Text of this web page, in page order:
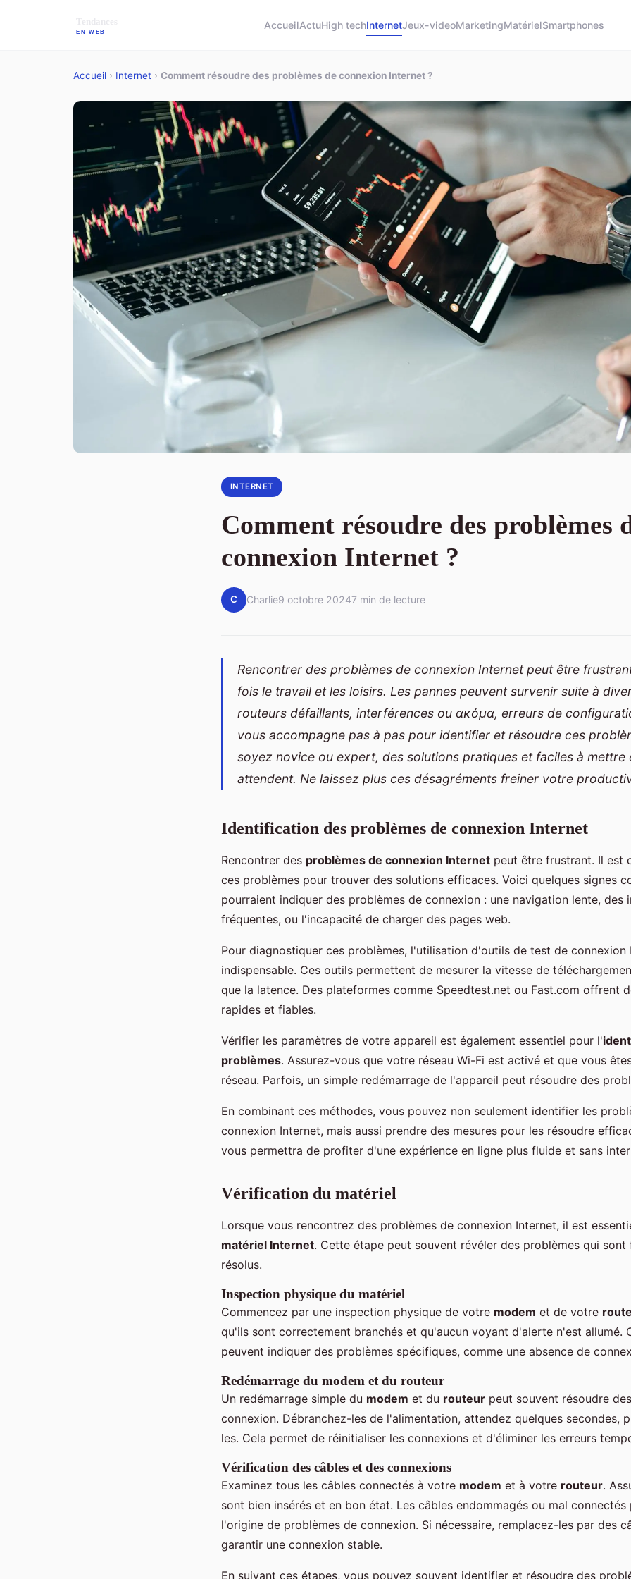
AccueilActuHigh techInternetJeux-videoMarketingMatérielSmartphones
Accueil › Internet › Comment résoudre des problèmes de connexion Internet ?
INTERNET
Comment résoudre des problèmes
connexion Internet ?
C Charlie9 octobre 20247 min de lecture
Rencontrer des problèmes de connexion Internet peut être
fois le travail et les loisirs. Les pannes peuvent survenir suite à
routeurs défaillants, interférences ou ακόμα, erreurs de
vous accompagne pas à pas pour identifier et résoudre ces
soyez novice ou expert, des solutions pratiques et faciles à
attendent. Ne laissez plus ces désagréments freiner votre
Identification des problèmes de connexion Internet
Rencontrer des problèmes de connexion Internet peut être frustrant. Il est
ces problèmes pour trouver des solutions efficaces. Voici quelques signes
pourraient indiquer des problèmes de connexion : une navigation lente, des
fréquentes, ou l'incapacité de charger des pages web.
Pour diagnostiquer ces problèmes, l'utilisation d'outils de test de connexion
indispensable. Ces outils permettent de mesurer la vitesse de
que la latence. Des plateformes comme Speedtest.net ou Fast.com offrent
rapides et fiables.
Vérifier les paramètres de votre appareil est également essentiel pour l'
problèmes. Assurez-vous que votre réseau Wi-Fi est activé et que vous
réseau. Parfois, un simple redémarrage de l'appareil peut résoudre des
En combinant ces méthodes, vous pouvez non seulement identifier les
connexion Internet, mais aussi prendre des mesures pour les résoudre
vous permettra de profiter d'une expérience en ligne plus fluide et sans
Vérification du matériel
Lorsque vous rencontrez des problèmes de connexion Internet, il est
matériel Internet. Cette étape peut souvent révéler des problèmes qui sont
résolus.
Inspection physique du matériel
Commencez par une inspection physique de votre modem et de votre
qu'ils sont correctement branchés et qu'aucun voyant d'alerte n'est allumé.
peuvent indiquer des problèmes spécifiques, comme une absence de
Redémarrage du modem et du routeur
Un redémarrage simple du modem et du routeur peut souvent résoudre
connexion. Débranchez-les de l'alimentation, attendez quelques secondes,
les. Cela permet de réinitialiser les connexions et d'éliminer les erreurs
Vérification des câbles et des connexions
Examinez tous les câbles connectés à votre modem et à votre routeur.
sont bien insérés et en bon état. Les câbles endommagés ou mal
l'origine de problèmes de connexion. Si nécessaire, remplacez-les par des
garantir une connexion stable.
En suivant ces étapes, vous pouvez souvent identifier et résoudre des